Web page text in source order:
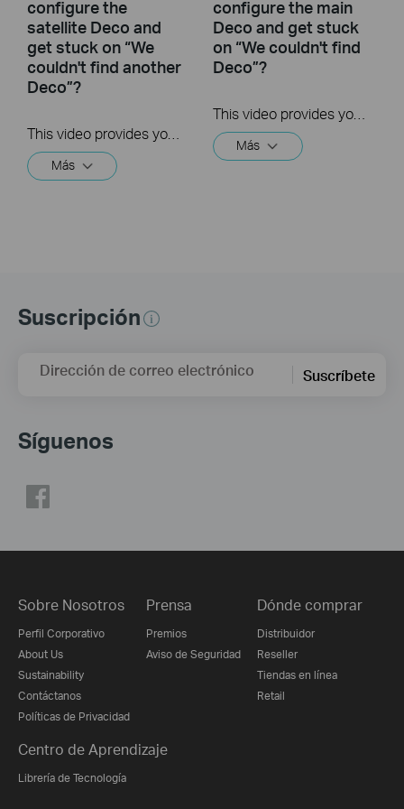
configure the
satellite Deco and
get stuck on “We
couldn't find another
Deco”?
This video provides you with solutions when you fail to configure the slave Deco and get stuck on the step ” We couldn't find another Deco”.
Más
configure the main
Deco and get stuck
on “We couldn't find
Deco”?
This video provides you with solutions when you fail to configure the main Deco and get stuck on the step ” We couldn’t find Deco”.
Más
Suscripción
Dirección de correo electrónico Suscríbete
Síguenos
Sobre Nosotros
Perfil Corporativo
About Us
Sustainability
Contáctanos
Políticas de Privacidad
Prensa
Premios
Aviso de Seguridad
Dónde comprar
Distribuidor
Reseller
Tiendas en línea
Retail
Centro de Aprendizaje
Librería de Tecnología